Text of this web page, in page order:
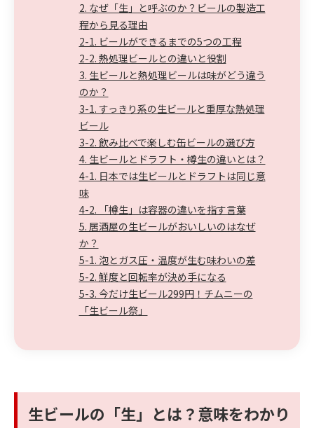
2. なぜ「生」と呼ぶのか？ビールの製造工
程から見る理由
2-1. ビールができるまでの5つの工程
2-2. 熱処理ビールとの違いと役割
3. 生ビールと熱処理ビールは味がどう違う
のか？
3-1. すっきり系の生ビールと重厚な熱処理
ビール
3-2. 飲み比べで楽しむ缶ビールの選び方
4. 生ビールとドラフト・樽生の違いとは？
4-1. 日本では生ビールとドラフトは同じ意
味
4-2. 「樽生」は容器の違いを指す言葉
5. 居酒屋の生ビールがおいしいのはなぜ
か？
5-1. 泡とガス圧・温度が生む味わいの差
5-2. 鮮度と回転率が決め手になる
5-3. 今だけ生ビール299円！チムニーの
「生ビール祭」
生ビールの「生」とは？意味をわかり